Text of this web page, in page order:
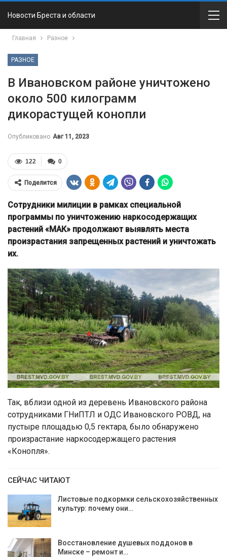
Новости Бреста и области
Главная Разное
РАЗНОЕ
В Ивановском районе уничтожено
около 500 килограмм
дикорастущей конопли
Опубликовано Авг 11, 2023
0
122
Поделится
Сотрудники милиции в рамках специальной
программы по уничтожению наркосодержащих
растений «МАК» продолжают выявлять места
произрастания запрещенных растений и уничтожать
их.
Так, вблизи одной из деревень Ивановского района
сотрудниками ГНиПТЛ и ОДС Ивановского РОВД, на
пустыре площадью 0,5 гектара, было обнаружено
произрастание наркосодержащего растения
«Конопля».
СЕЙЧАС ЧИТАЮТ
Листовые подкормки сельскохозяйственных
культур: почему они…
Восстановление душевых поддонов в
Минске – ремонт и…